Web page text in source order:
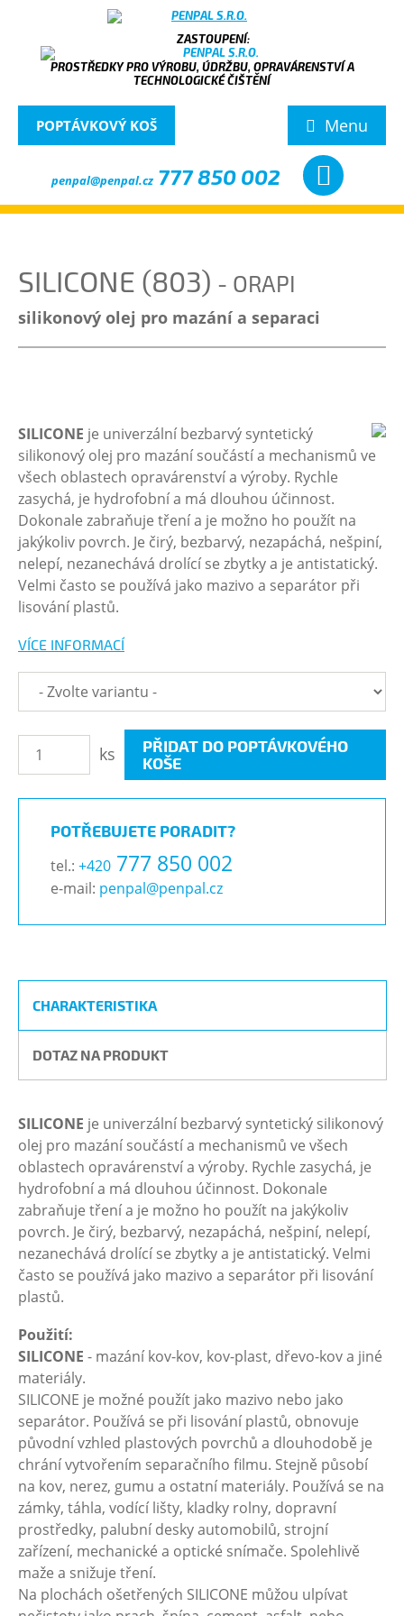
PROSTŘEDKY PRO VÝROBU, ÚDRŽBU, OPRAVÁRENSTVÍ A
TECHNOLOGICKÉ ČIŠTĚNÍ
Menu
POPTÁVKOVÝ KOŠ
penpal@penpal.cz 777 850 002
SILICONE (803) - ORAPI
silikonový olej pro mazání a separaci
SILICONE je univerzální bezbarvý syntetický
silikonový olej pro mazání součástí a mechanismů ve
všech oblastech opravárenství a výroby. Rychle
zasychá, je hydrofobní a má dlouhou účinnost.
Dokonale zabraňuje tření a je možno ho použít na
jakýkoliv povrch. Je čirý, bezbarvý, nezapáchá, nešpiní,
nelepí, nezanechává drolící se zbytky a je antistatický.
Velmi často se používá jako mazivo a separátor při
lisování plastů.
VÍCE INFORMACÍ
ks
PŘIDAT DO POPTÁVKOVÉHO
KOŠE
POTŘEBUJETE PORADIT?
tel.: +420 777 850 002
e-mail: penpal@penpal.cz
CHARAKTERISTIKA
DOTAZ NA PRODUKT
SILICONE je univerzální bezbarvý syntetický silikonový
olej pro mazání součástí a mechanismů ve všech
oblastech opravárenství a výroby. Rychle zasychá, je
hydrofobní a má dlouhou účinnost. Dokonale
zabraňuje tření a je možno ho použít na jakýkoliv
povrch. Je čirý, bezbarvý, nezapáchá, nešpiní, nelepí,
nezanechává drolící se zbytky a je antistatický. Velmi
často se používá jako mazivo a separátor při lisování
plastů.
Použití:
SILICONE - mazání kov-kov, kov-plast, dřevo-kov a jiné
materiály.
SILICONE je možné použít jako mazivo nebo jako
separátor. Používá se při lisování plastů, obnovuje
původní vzhled plastových povrchů a dlouhodobě je
chrání vytvořením separačního filmu. Stejně působí
na kov, nerez, gumu a ostatní materiály. Používá se na
zámky, táhla, vodící lišty, kladky rolny, dopravní
prostředky, palubní desky automobilů, strojní
zařízení, mechanické a optické snímače. Spolehlivě
maže a snižuje tření.
Na plochách ošetřených SILICONE můžou ulpívat